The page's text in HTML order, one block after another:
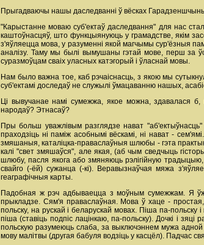
Прыгадваючы нашы даследванні ў вёсках
"Карыстанне моваю суб'ектаў даследвання" для нас
каштоўнасцяў, што функцыянуюць у грамадстве, якім
з'яўляецца мова, у разуменні якой магчымы сур'ёзныя
аналізу. Таму мы былі вымушаны гэтай мове, перш за
суразмоўцам сваіх уласных катэгорый і ўласнай мовы.
Нам было важна тое, каб рэчаіснасць, з якою мы
суб'ектамі доследаў не служылі ўмацаванню нашых,
Ці вывучанае намі сумежжа, якое можна, здавалася
народаў? Этнасаў?
Пры больш уважлівым разглядзе нават
праходзіць ні паміж асобнымі вёскамі, ні нават -
змяшаныя, каталіцка-праваслаўныя шлюбы - гэта
калі "свет змяшаўся", але якая, (аб чым сведчыць
шлюбу, пасля якога або змяняюць рэлігійную
свайго (-ёй) сужанца (-кі). Веравызнаўчая мяжа
геаграфічныя карты.
Падобная ж рэч адбываецца з моўным сумежжам. Я
прыкладзе. Сям'я праваслаўная. Мова ў хаце -
польску, на рускай і беларускай мовах. Піша па-польску
піша (ставіць подпіс лацінкаю, па-польску). Дочкі і
польскую разумеюць слаба, за выключэннем мужа адной
мову малітвы (другая бабуля водзіць у касцёл). Падчас